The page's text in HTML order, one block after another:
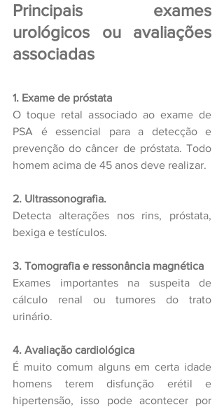
Principais exames
urológicos ou avaliações
associadas
1. Exame de próstata
O toque retal associado ao exame de
PSA é essencial para a detecção e
prevenção do câncer de próstata. Todo
homem acima de 45 anos deve realizar.
2. Ultrassonografia.
Detecta alterações nos rins, próstata,
bexiga e testículos.
3. Tomografia e ressonância magnética
Exames importantes na suspeita de
cálculo renal ou tumores do trato
urinário.
4. Avaliação cardiológica
É muito comum alguns em certa idade
homens terem disfunção erétil e
hipertensão, isso pode acontecer por